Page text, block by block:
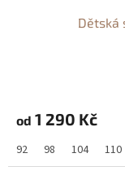
Dětská
od 1 290 Kč
92 98 104 110